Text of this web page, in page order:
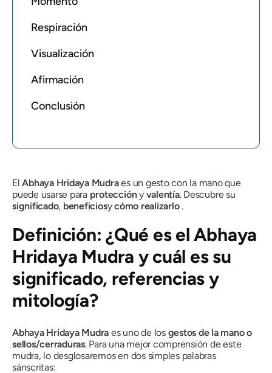
Respiración
Visualización
Afirmación
Conclusión
ElAbhaya Hridaya Mudraes un gesto con la mano que
puede usarse para proteccióny valentía. Descubre su
significado, beneficiosycómo realizarlo.
Definición: ¿Qué esel Abhaya
Hridaya Mudra y cuál es su
significado, referencias y
mitología?
Abhaya Hridaya Mudra es uno de los gestos de la mano o
sellos/cerraduras. Para una mejor comprensión de este
mudra, lo desglosaremos en dos simples palabras
sánscritas: